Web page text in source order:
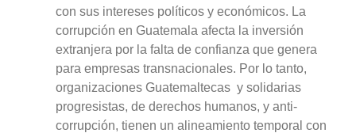
con sus intereses políticos y económicos. La
corrupción en Guatemala afecta la inversión
extranjera por la falta de confianza que genera
para empresas transnacionales. Por lo tanto,
organizaciones Guatemaltecas y solidarias
progresistas, de derechos humanos, y anti-
corrupción, tienen un alineamiento temporal con